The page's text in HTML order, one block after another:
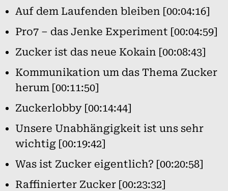
Auf dem Laufenden bleiben [00:04:16]
Pro7 – das Jenke Experiment [00:04:59]
Zucker ist das neue Kokain [00:08:43]
Kommunikation um das Thema Zucker
herum [00:11:50]
Zuckerlobby [00:14:44]
Unsere Unabhängigkeit ist uns sehr
wichtig [00:19:42]
Was ist Zucker eigentlich? [00:20:58]
Raffinierter Zucker [00:23:32]